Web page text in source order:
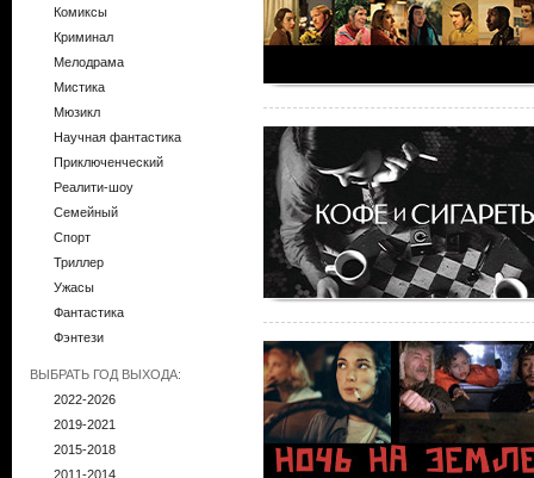
Комиксы
Криминал
Мелодрама
Мистика
Мюзикл
Научная фантастика
Приключенческий
Реалити-шоу
Семейный
Спорт
Триллер
Ужасы
Фантастика
Фэнтези
ВЫБРАТЬ ГОД ВЫХОДА:
2022-2026
2019-2021
2015-2018
2011-2014